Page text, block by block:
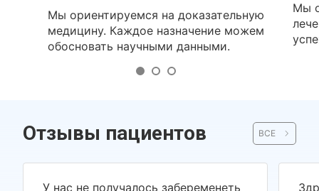
Мы ориентируемся на доказательную
медицину. Каждое назначение можем
обосновать научными данными.
Мы
Отзывы пациентов ВСЕ
У нас не получалось забеременеть